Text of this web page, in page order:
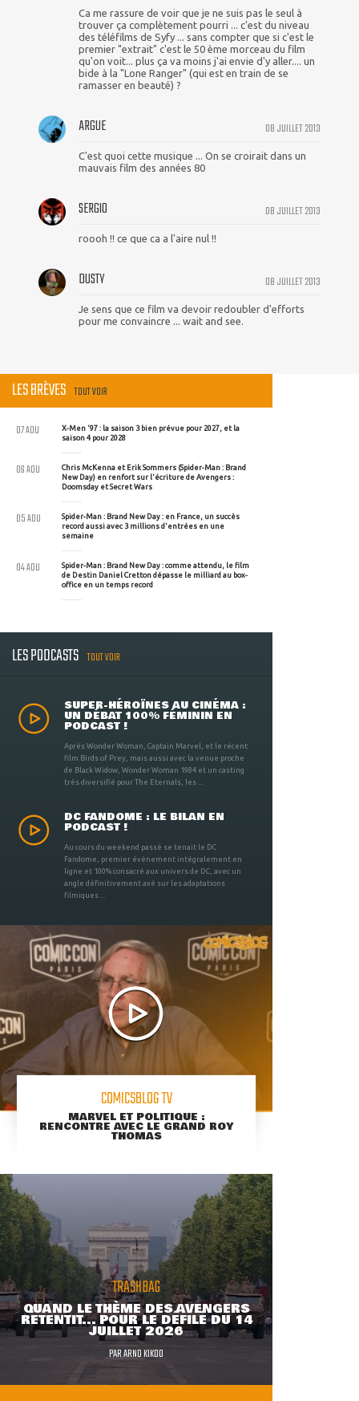
Ca me rassure de voir que je ne suis pas le seul à
trouver ça complètement pourri ... c'est du niveau
des téléfilms de Syfy ... sans compter que si c'est le
premier "extrait" c'est le 50 ème morceau du film
qu'on voit... plus ça va moins j'ai envie d'y aller.... un
bide à la "Lone Ranger" (qui est en train de se
ramasser en beauté) ?
08 JUILLET 2013
ARGUE
C'est quoi cette musique ... On se croirait dans un
mauvais film des années 80
08 JUILLET 2013
SERGIO
roooh !! ce que ca a l'aire nul !!
08 JUILLET 2013
DUSTY
Je sens que ce film va devoir redoubler d'efforts
pour me convaincre ... wait and see.
LES BRÈVES TOUT VOIR
X-Men '97 : la saison 3 bien prévue pour 2027, et la
saison 4 pour 2028
07 AOU
Chris McKenna et Erik Sommers (Spider-Man : Brand
New Day) en renfort sur l'écriture de Avengers :
Doomsday et Secret Wars
06 AOU
Spider-Man : Brand New Day : en France, un succès
record aussi avec 3 millions d'entrées en une
semaine
05 AOU
Spider-Man : Brand New Day : comme attendu, le film
de Destin Daniel Cretton dépasse le milliard au box-
office en un temps record
04 AOU
LES PODCASTS TOUT VOIR
SUPER-HÉROÏNES AU CINÉMA :
UN DÉBAT 100% FÉMININ EN
PODCAST !
Après Wonder Woman, Captain Marvel, et le récent
film Birds of Prey, mais aussi avec la venue proche
de Black Widow, Wonder Woman 1984 et un casting
très diversifié pour The Eternals, les ...
DC FANDOME : LE BILAN EN
PODCAST !
Au cours du weekend passé se tenait le DC
Fandome, premier évènement intégralement en
ligne et 100% consacré aux univers de DC, avec un
angle définitivement axé sur les adaptations
filmiques ...
COMICSBLOG TV
MARVEL ET POLITIQUE :
RENCONTRE AVEC LE GRAND ROY
THOMAS
TRASHBAG
QUAND LE THÈME DES AVENGERS
RETENTIT... POUR LE DÉFILÉ DU 14
JUILLET 2026
PARARNO KIKOO